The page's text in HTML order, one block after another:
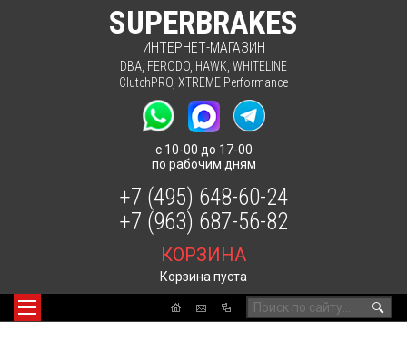
SUPERBRAKES
ИНТЕРНЕТ-МАГАЗИН
DBA FERODO HAWK WHITELINE
ClutchPRO XTREME Performance
с 10-00 до 17-00
по рабочим дням
🔍
КОРЗИНА
Корзина пуста
+7 (495) 648-60-24
+7 (963) 687-56-82